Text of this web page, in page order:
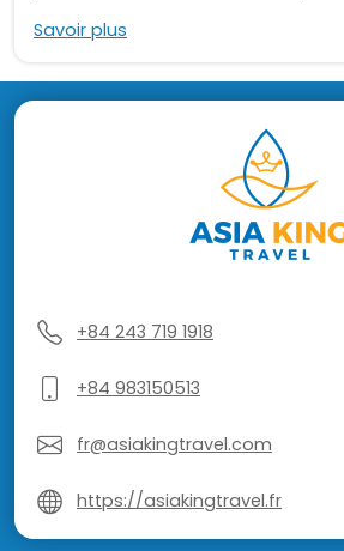
Savoir plus
+84 243 719 1918
+84 983150513
fr@asiakingtravel.com
https://asiakingtravel.fr